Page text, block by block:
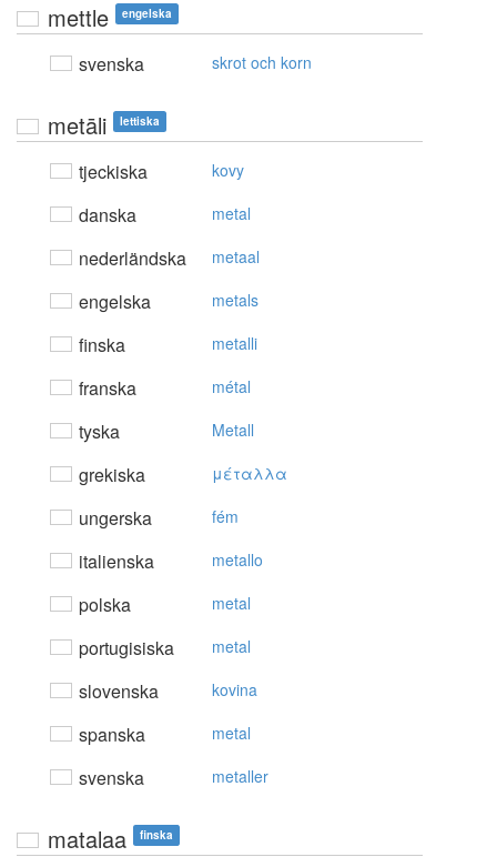
mettle engelska
svenska skrot och korn
metāli lettiska
tjeckiska kovy
danska metal
nederländska metaal
engelska metals
finska metalli
franska métal
tyska Metall
grekiska μέταλλα
ungerska fém
italienska metallo
polska metal
portugisiska metal
slovenska kovina
spanska metal
svenska metaller
matalaa finska